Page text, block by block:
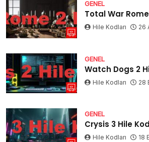
GENEL
Total War
Hile Kodları 26
GENEL
Watch Dogs 2
Hile Kodları 28
GENEL
Crysis 3 Hile
Hile Kodları 18